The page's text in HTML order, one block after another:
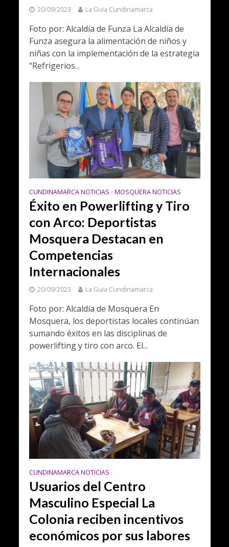
20/09/2023 La Guia Cundinamarca
Foto por: Alcaldía de Funza La Alcaldía de
Funza asegura la alimentación de niños y
niñas con la implementación de la estrategia
“Refrigerios...
CUNDINAMARCA NOTICIAS • MOSQUERA NOTICIAS
Éxito en Powerlifting y Tiro
con Arco: Deportistas
Mosquera Destacan en
Competencias
Internacionales
20/09/2023 La Guia Cundinamarca
Foto por: Alcaldía de Mosquera En
Mosquera, los deportistas locales continúan
sumando éxitos en las disciplinas de
powerlifting y tiro con arco. El...
CUNDINAMARCA NOTICIAS
Usuarios del Centro
Masculino Especial La
Colonia reciben incentivos
económicos por sus labores